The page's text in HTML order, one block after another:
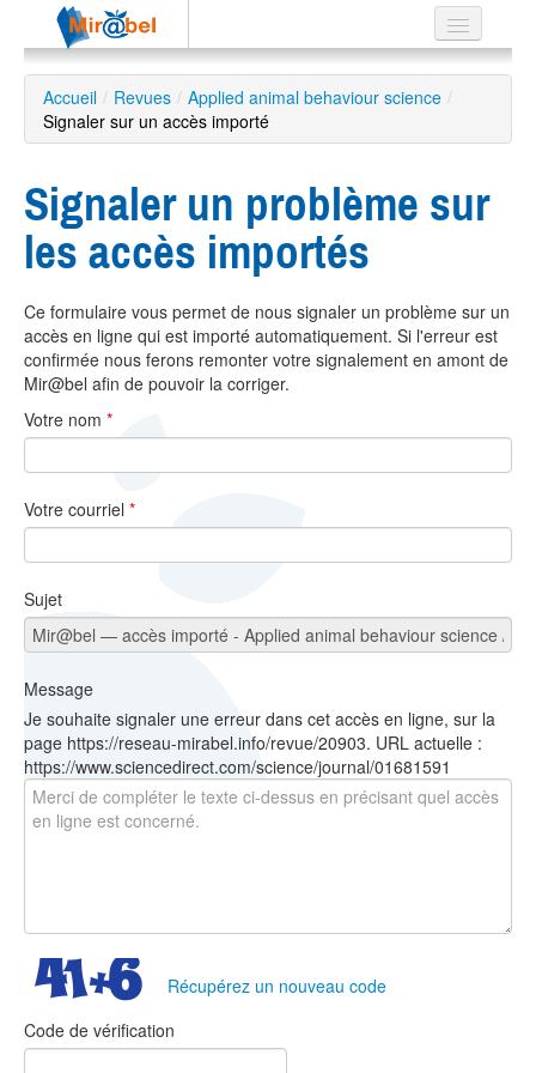
Le réseau
Soutien
avancée
EN
ES
?
Accueil / Revues / Applied animal behaviour science /
Signaler sur un accès importé
Signaler un problème sur
les accès importés
Ce formulaire vous permet de nous signaler un problème sur un
accès en ligne qui est importé automatiquement. Si l'erreur est
confirmée nous ferons remonter votre signalement en amont de
Mir@bel afin de pouvoir la corriger.
Votre nom *
Votre courriel *
Sujet
Message
Je souhaite signaler une erreur dans cet accès en ligne, sur la
page https://reseau-mirabel.info/revue/20903. URL actuelle :
https://www.sciencedirect.com/science/journal/01681591
Récupérez un nouveau code
Code de vérification